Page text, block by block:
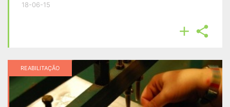
18-06-15
 
REABILITAÇÃO